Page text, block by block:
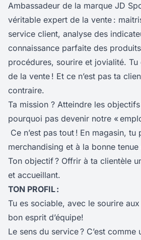
Ambassadeur de la marque JD
véritable expert de la vente :
service client, analyse des
connaissance parfaite des
procédures, sourire et jovialité. Tu
de la vente ! Et ce n’est pas ta
contraire.
Ta mission ? Atteindre les
pourquoi pas devenir notre «
Ce n’est pas tout ! En magasin, tu
merchandising et à la bonne
Ton objectif ? Offrir à ta clientèle
et accueillant.
TON PROFIL :
Tu es sociable, avec le sourire
bon esprit d’équipe!
Le sens du service ? C’est